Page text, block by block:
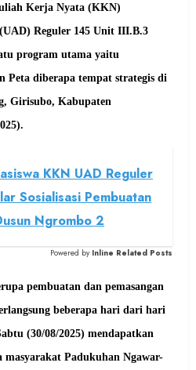
Kerja Nyata (KKN)
Reguler 145 Unit III.B.3
program utama yaitu
Peta diberapa tempat strategis di
Girisubo, Kabupaten
KKN UAD Reguler
Sosialisasi Pembuatan
Ngrombo 2
Powered by Inline Related Posts
pembuatan dan pemasangan
beberapa hari dari hari
(30/08/2025) mendapatkan
masyarakat Padukuhan Ngawar-